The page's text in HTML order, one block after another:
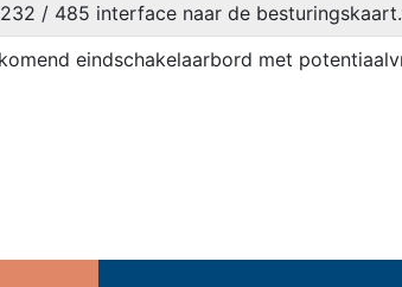
/ 485 interface naar de
eindschakelaarbord met